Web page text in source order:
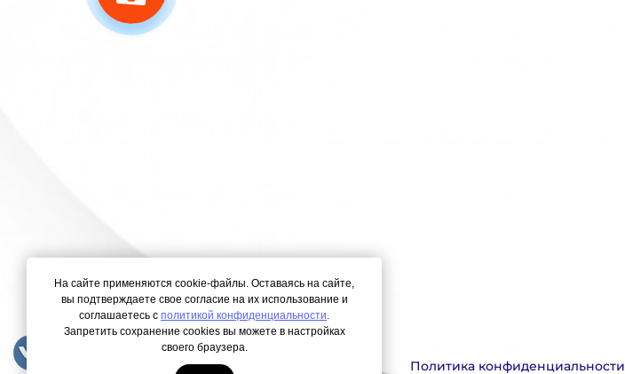
Политика конфиденциальности
На сайте применяются cookie-файлы. Оставаясь на сайте,
вы подтверждаете свое согласие на их использование и
соглашаетесь с политикой конфиденциальности.
Запретить сохранение cookies вы можете в настройках
своего браузера.